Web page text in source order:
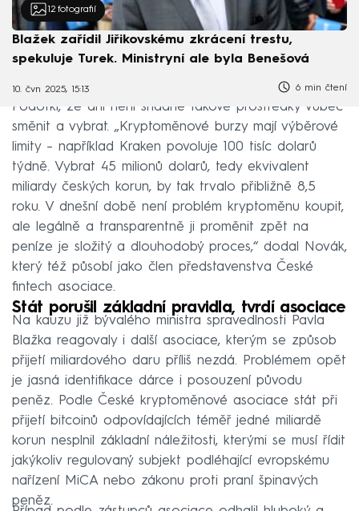
12 fotografií
Blažek zařídil Jiřikovskému zkrácení trestu,
spekuluje Turek. Ministryní ale byla Benešová
10. čvn 2025, 15:13 6 min čtení
Podotkl, že ani není snadné takové prostředky vůbec
směnit a vybrat. „Kryptoměnové burzy mají výběrové
limity – například Kraken povoluje 100 tisíc dolarů
týdně. Vybrat 45 milionů dolarů, tedy ekvivalent
miliardy českých korun, by tak trvalo přibližně 8,5
roku. V dnešní době není problém kryptoměnu koupit,
ale legálně a transparentně ji proměnit zpět na
peníze je složitý a dlouhodobý proces,“ dodal Novák,
který též působí jako člen představenstva České
fintech asociace.
Stát porušil základní pravidla, tvrdí asociace
Na kauzu již bývalého ministra spravedlnosti Pavla
Blažka reagovaly i další asociace, kterým se způsob
přijetí miliardového daru příliš nezdá. Problémem opět
je jasná identifikace dárce i posouzení původu
peněz. Podle České kryptoměnové asociace stát při
přijetí bitcoinů odpovídajících téměř jedné miliardě
korun nesplnil základní náležitosti, kterými se musí řídit
jakýkoliv regulovaný subjekt podléhající evropskému
nařízení MiCA nebo zákonu proti praní špinavých
peněz.